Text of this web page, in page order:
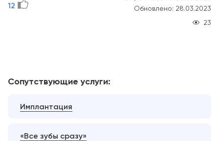
12
Обновлено: 28.03.2023
23
Сопутствующие услуги:
Имплантация
«Все зубы сразу»